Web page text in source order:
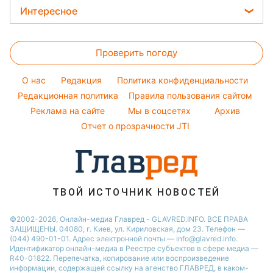
Новости Тернополя
Новости Житомира
Новости Одессы
Елена Зеленская
Алла Пугачева
Максим Галкин
Настя Каменских
Виталий Козловский
Погода на сегодня
Погода на завтра
Женские стрижки
Окрашивание волос
Красивый маникюр
Модные ошибки
Новости моды
Советы от Андре Тана
Интересное
Тесты по картинке
Оптические иллюзии
Народные приметы
Все о шоу-бизнесе
Проверить погоду
O нас Редакция
Политика конфиденциальности
Редакционная политика
Правила пользования сайтом
Реклама на сайте
Мы в соцсетях
Архив
Отчет о прозрачности JTI
ТВОЙ ИСТОЧНИК НОВОСТЕЙ
©2002-2026, Онлайн-медиа Главред - GLAVRED.INFO. ВСЕ ПРАВА
ЗАЩИЩЕНЫ. 04080, г. Киев, ул. Кириловская, дом 23. Телефон —
(044) 490-01-01. Адрес электронной почты — info@glavred.info.
Идентификатор онлайн-медиа в Реестре cубъектов в сфере медиа —
R40-01822. Перепечатка, копирование или воспроизведение
информации, содержащей ссылку на агенство ГЛАВРЕД, в каком-